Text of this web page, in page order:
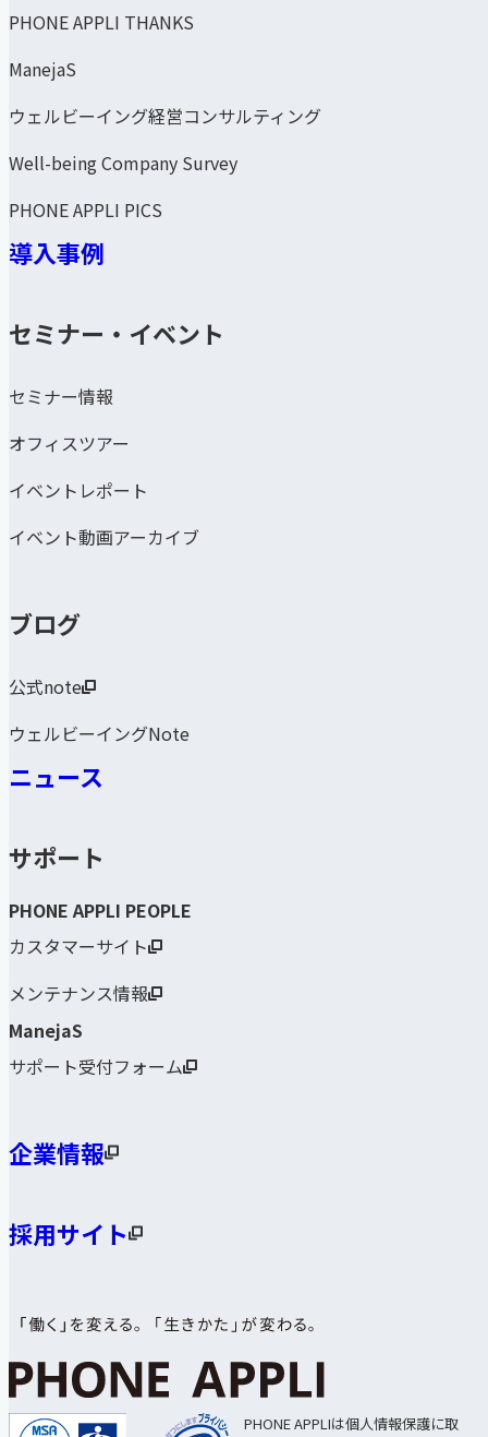
PHONE APPLI THANKS
ManejaS
ウェルビーイング経営コンサルティング
Well-being Company Survey
PHONE APPLI PICS
導入事例
セミナー・イベント
セミナー情報
オフィスツアー
イベントレポート
イベント動画アーカイブ
ブログ
公式note
ウェルビーイングNote
ニュース
サポート
PHONE APPLI PEOPLE
カスタマーサイト
メンテナンス情報
ManejaS
サポート受付フォーム
企業情報
採用サイト
PHONE APPLIは個人情報保護に取